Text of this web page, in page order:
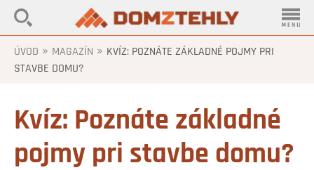
ÚVOD » MAGAZÍN » KVÍZ: POZNÁTE ZÁKLADNÉ POJMY PRI
STAVBE DOMU?
Kvíz: Poznáte základné
pojmy pri stavbe domu?